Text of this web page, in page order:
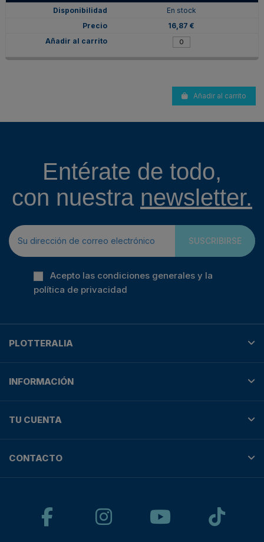
En stock
16,87 €
Añadir al carrito
Entérate de todo,
con nuestra newsletter.
SUSCRIBIRSE
Acepto las condiciones generales y la
política de privacidad
PLOTTERALIA
INFORMACIÓN
TU CUENTA
CONTACTO